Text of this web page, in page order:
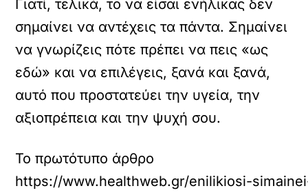
Γιατί, τελικά, το να είσαι ενήλικας δεν
σημαίνει να αντέχεις τα πάντα. Σημαίνει
να γνωρίζεις πότε πρέπει να πεις «ως
εδώ» και να επιλέγεις, ξανά και ξανά,
αυτό που προστατεύει την υγεία, την
αξιοπρέπεια και την ψυχή σου.
Το πρωτότυπο άρθρο
https://www.healthweb.gr/enilikiosi-